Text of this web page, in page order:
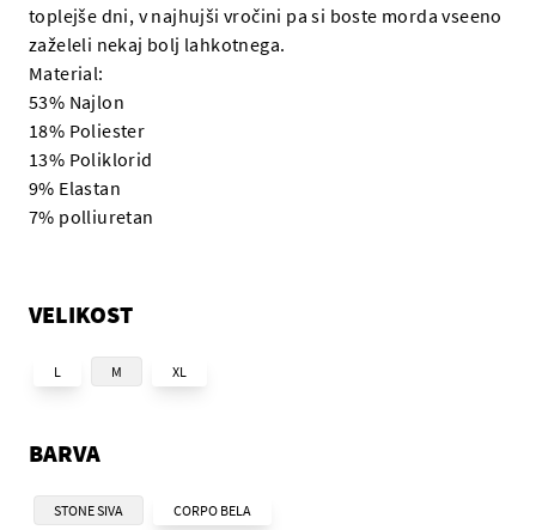
toplejše dni, v najhujši vročini pa si boste morda vseeno
zaželeli nekaj bolj lahkotnega.
Material:
53% Najlon
18% Poliester
13% Poliklorid
9% Elastan
7% polliuretan
VELIKOST
L M XL
BARVA
STONE SIVA CORPO BELA